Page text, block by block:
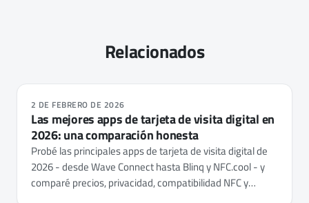
Relacionados
2 DE FEBRERO DE 2026
Las mejores apps de tarjeta de visita digital en
2026: una comparación honesta
Probé las principales apps de tarjeta de visita digital de
2026 - desde Wave Connect hasta Blinq y NFC.cool - y
comparé precios, privacidad, compatibilidad NFC y